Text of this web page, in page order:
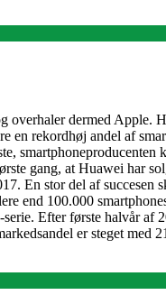
dermed Apple.
en rekordhøj andel af
gang, at Huawei har
En stor del af
end 100.000
Efter første halvår
er steget med